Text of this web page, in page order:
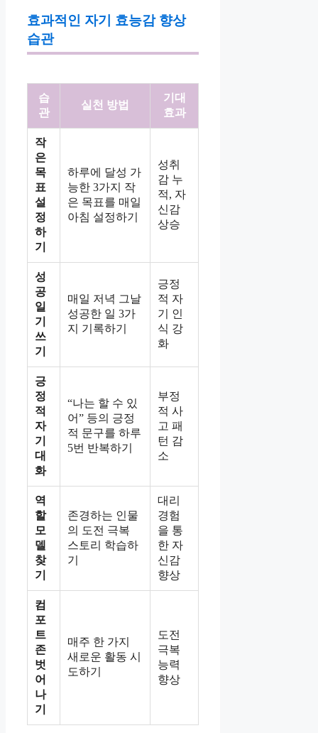
효과적인 자기 효능감 향상
습관
습
관
실천 방법
기대
효과
작
은
목
표
설
정
하
기
하루에 달성 가
능한 3가지 작
은 목표를 매일
아침 설정하기
성취
감 누
적, 자
신감
상승
성
공
일
기
쓰
기
매일 저녁 그날
성공한 일 3가
지 기록하기
긍정
적 자
기 인
식 강
화
긍
정
적
자
기
대
화
“나는 할 수 있
어” 등의 긍정
적 문구를 하루
5번 반복하기
부정
적 사
고 패
턴 감
소
역
할
모
델
찾
기
존경하는 인물
의 도전 극복
스토리 학습하
기
대리
경험
을 통
한 자
신감
향상
컴
포
트
존
벗
어
나
기
매주 한 가지
새로운 활동 시
도하기
도전
극복
능력
향상